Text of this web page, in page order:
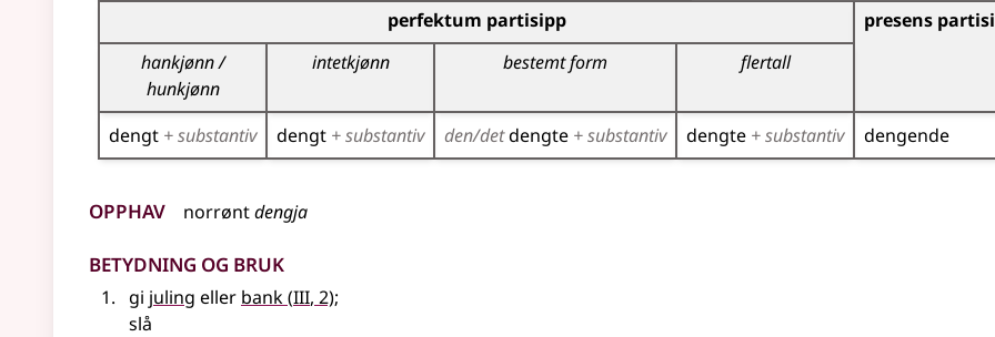
Bøyingstabell for dette verbet (partisippformer)
perfektum partisipp
presens
hankjønn /
hunkjønn
intetkjønn bestemt form flertall
dengt + substantiv dengt + substantiv den/detdengte + substantiv dengte + substantiv dengende
Opphav norrøntdengja
Betydning og bruk
gi juling eller bank(3
III, 2);
slå